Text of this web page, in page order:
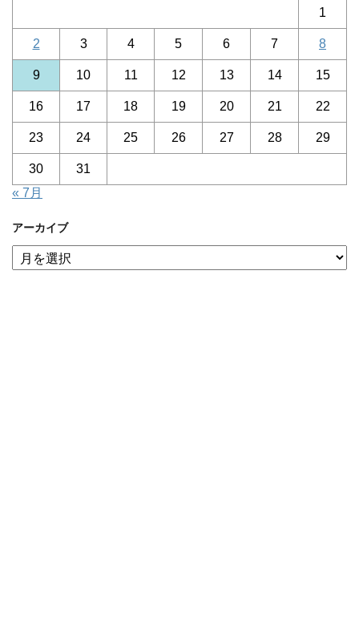
1
2 3 4 5 6 7 8
9 10 11 12 13 14 15
16 17 18 19 20 21 22
23 24 25 26 27 28 29
30
31
« 7月
アーカイブ
ア
ー